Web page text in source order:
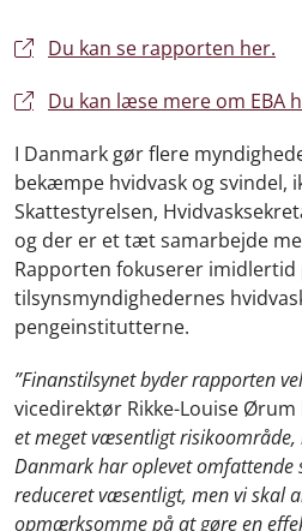
Du kan se rapporten her.
Du kan læse mere om EBA
I Danmark gør flere
bekæmpe hvidvask og svindel,
Skattestyrelsen,
og der er et tæt samarbejde
Rapporten fokuserer imidlertid
tilsynsmyndighedernes
pengeinstitutterne.
”Finanstilsynet byder rapporten
vicedirektør Rikke-Louise Ørum
et meget væsentligt
Danmark har oplevet omfattende
reduceret væsentligt, men vi skal
opmærksomme på at gøre en